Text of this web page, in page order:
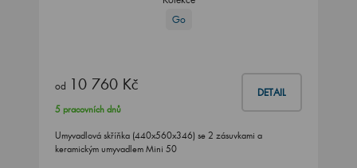
Go
od 10 760 Kč DETAIL
5 pracovních dnů
Umyvadlová skříňka (440x560x346) se 2 zásuvkami a
keramickým umyvadlem Mini 50